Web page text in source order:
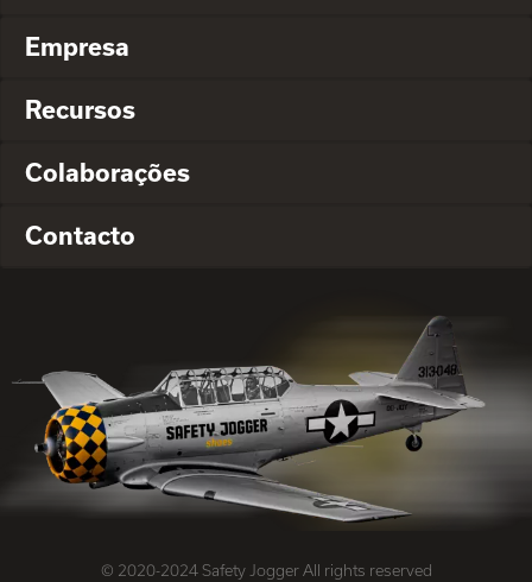
Empresa
Recursos
Colaborações
Contacto
© 2020-2024 Safety Jogger All rights reserved